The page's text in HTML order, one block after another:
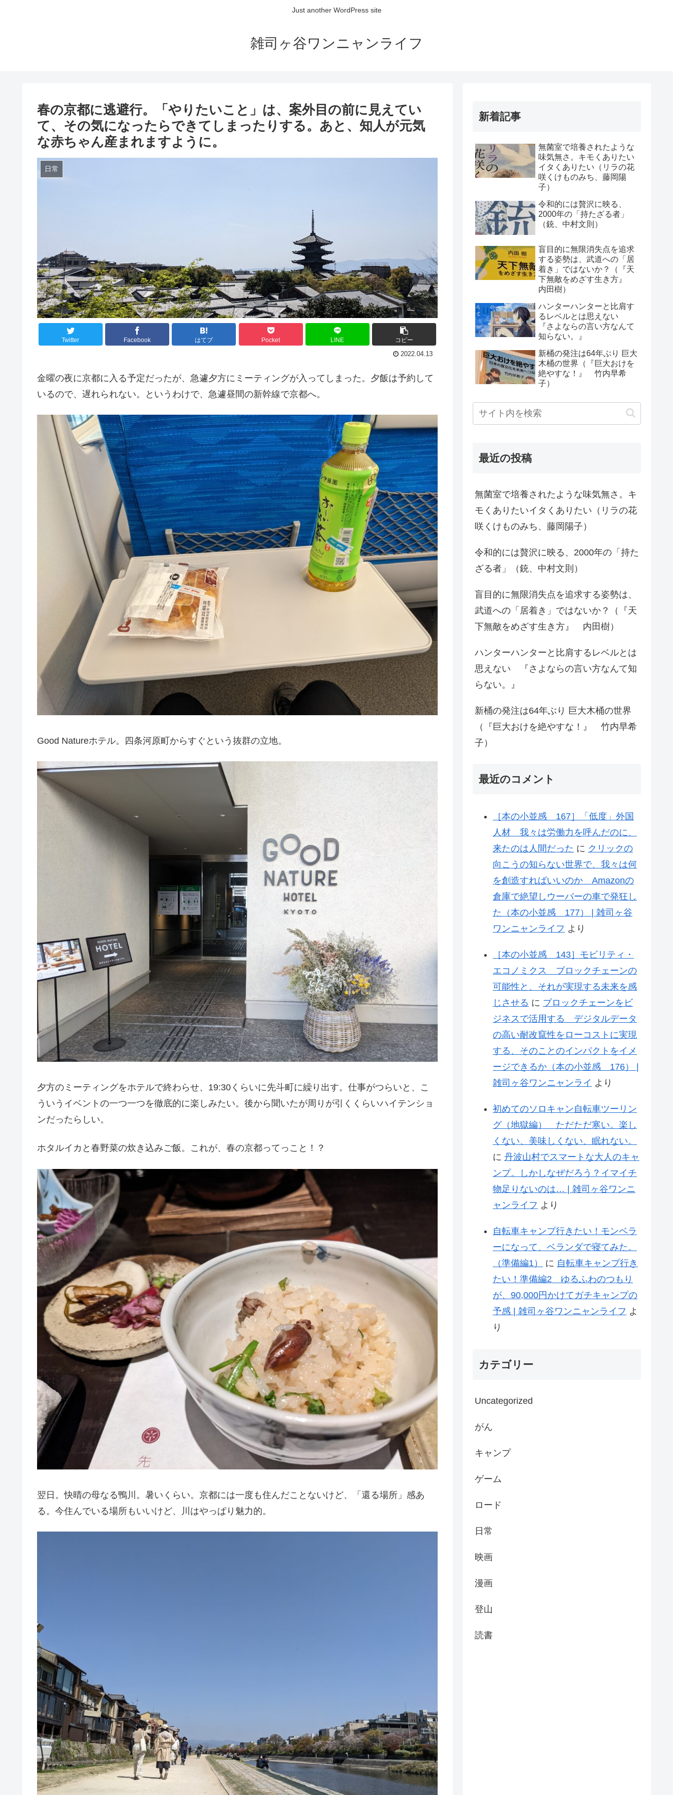
Just another WordPress site
雑司ヶ谷ワンニャンライフ
春の京都に逃避行。「やりたいこと」は、案外目の前に見えてい
て、その気になったらできてしまったりする。あと、知人が元気
な赤ちゃん産まれますように。
日常
Twitter Facebook はてブ Pocket LINE コピー
2022.04.13
金曜の夜に京都に入る予定だったが、急遽夕方にミーティングが入ってしまった。夕飯は予約して
いるので、遅れられない。というわけで、急遽昼間の新幹線で京都へ。
Good Natureホテル。四条河原町からすぐという抜群の立地。
夕方のミーティングをホテルで終わらせ、19:30くらいに先斗町に繰り出す。仕事がつらいと、こ
ういうイベントの一つ一つを徹底的に楽しみたい。後から聞いたが周りが引くくらいハイテンショ
ンだったらしい。
ホタルイカと春野菜の炊き込みご飯。これが、春の京都ってっこと！？
翌日。快晴の母なる鴨川。暑いくらい。京都には一度も住んだことないけど、「還る場所」感あ
る。今住んでいる場所もいいけど、川はやっぱり魅力的。
新着記事
無菌室で培養されたような
味気無さ。キモくありたい
イタくありたい（リラの花
咲くけものみち、藤岡陽
子）
令和的には贅沢に映る、
2000年の「持たざる者」
（銃、中村文則）
盲目的に無限消失点を追求
する姿勢は、武道への「居
着き」ではないか？（『天
下無敵をめざす生き方』
内田樹）
ハンターハンターと比肩す
るレベルとは思えない
『さよならの言い方なんて
知らない。』
新桶の発注は64年ぶり 巨大
木桶の世界（『巨大おけを
絶やすな！』 竹内早希
子）
最近の投稿
無菌室で培養されたような味気無さ。キ
モくありたいイタくありたい（リラの花
咲くけものみち、藤岡陽子）
令和的には贅沢に映る、2000年の「持た
ざる者」（銃、中村文則）
盲目的に無限消失点を追求する姿勢は、
武道への「居着き」ではないか？（『天
下無敵をめざす生き方』 内田樹）
ハンターハンターと比肩するレベルとは
思えない 『さよならの言い方なんて知
らない。』
新桶の発注は64年ぶり 巨大木桶の世界
（『巨大おけを絶やすな！』 竹内早希
子）
最近のコメント
［本の小並感 167］「低度」外国
人材 我々は労働力を呼んだのに、
来たのは人間だった に クリックの
向こうの知らない世界で、我々は何
を創造すればいいのか Amazonの
倉庫で絶望しウーバーの車で発狂し
た（本の小並感 177） | 雑司ヶ谷
ワンニャンライフ より
［本の小並感 143］モビリティ・
エコノミクス ブロックチェーンの
可能性と、それが実現する未来を感
じさせる に ブロックチェーンをビ
ジネスで活用する デジタルデータ
の高い耐改竄性をローコストに実現
する、そのことのインパクトをイメ
ージできるか（本の小並感 176） |
雑司ヶ谷ワンニャンライ より
初めてのソロキャン自転車ツーリン
グ（地獄編） ただただ寒い。楽し
くない、美味しくない、眠れない。
に 丹波山村でスマートな大人のキャ
ンプ。しかしなぜだろう？イマイチ
物足りないのは… | 雑司ヶ谷ワンニ
ャンライフ より
自転車キャンプ行きたい！モンベラ
ーになって、ベランダで寝てみた。
（準備編1）
に 自転車キャンプ行き
たい！準備編2 ゆるふわのつもり
が、90,000円かけてガチキャンプの
予感 | 雑司ヶ谷ワンニャンライフ よ
り
カテゴリー
Uncategorized
がん
キャンプ
ゲーム
ロード
日常
映画
漫画
登山
読書